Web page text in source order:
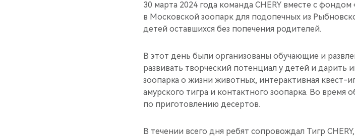
30 марта 2024 года команда CHERY вместе с
в Московской зоопарк для подопечных из
детей оставшихся без попечения родителей.
В этот день были организованы обучающие и
развивать творческий потенциал у детей и дарить
зоопарка о жизни животных, интерактивная квест-
амурского тигра и контактного зоопарка. Во
по приготовлению десертов.
В течении всего дня ребят сопровождал Тигр